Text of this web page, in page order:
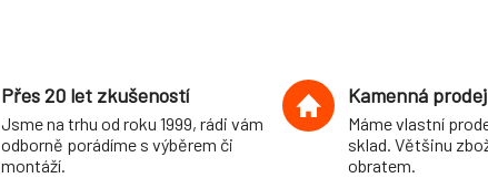
Přes 20 let zkušeností
Jsme na trhu od roku 1999, rádi vám
odborně porádíme s výběrem či
montáží.
Kamenná
Máme vlastní
sklad. Většinu
obratem.